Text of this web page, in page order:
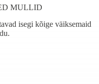
MULLID
isegi kõige väiksemaid